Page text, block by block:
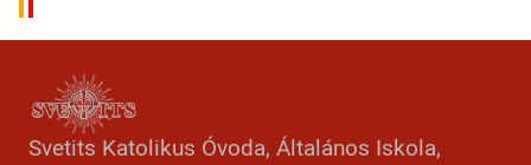
Svetits Katolikus Óvoda, Általános Iskola,